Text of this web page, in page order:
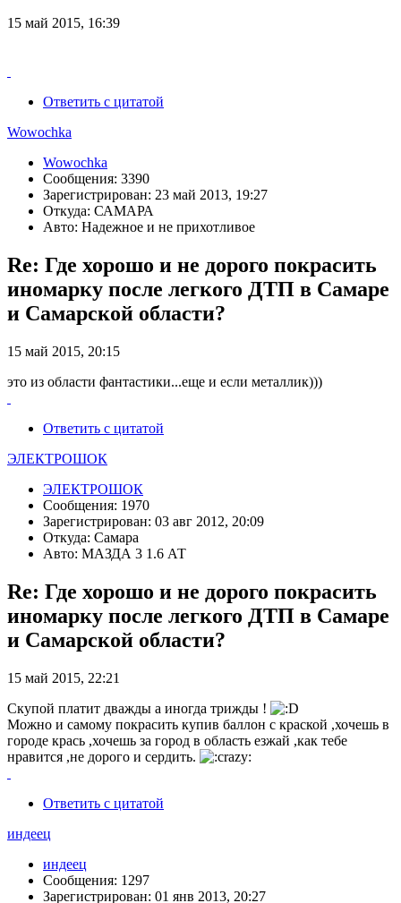
15 май 2015, 16:39
Ответить с цитатой
Wowochka
Wowochka
Сообщения: 3390
Зарегистрирован: 23 май 2013, 19:27
Откуда: САМАРА
Авто: Надежное и не прихотливое
Re: Где хорошо и не дорого покрасить
иномарку после легкого ДТП в Самаре
и Самарской области?
15 май 2015, 20:15
это из области фантастики...еще и если металлик)))
Ответить с цитатой
ЭЛЕКТРОШОК
ЭЛЕКТРОШОК
Сообщения: 1970
Зарегистрирован: 03 авг 2012, 20:09
Откуда: Самара
Авто: МАЗДА 3 1.6 АТ
Re: Где хорошо и не дорого покрасить
иномарку после легкого ДТП в Самаре
и Самарской области?
15 май 2015, 22:21
Скупой платит дважды а иногда трижды !
Можно и самому покрасить купив баллон с краской ,хочешь в
городе крась ,хочешь за город в область езжай ,как тебе
нравится ,не дорого и сердить.
Ответить с цитатой
индеец
индеец
Сообщения: 1297
Зарегистрирован: 01 янв 2013, 20:27